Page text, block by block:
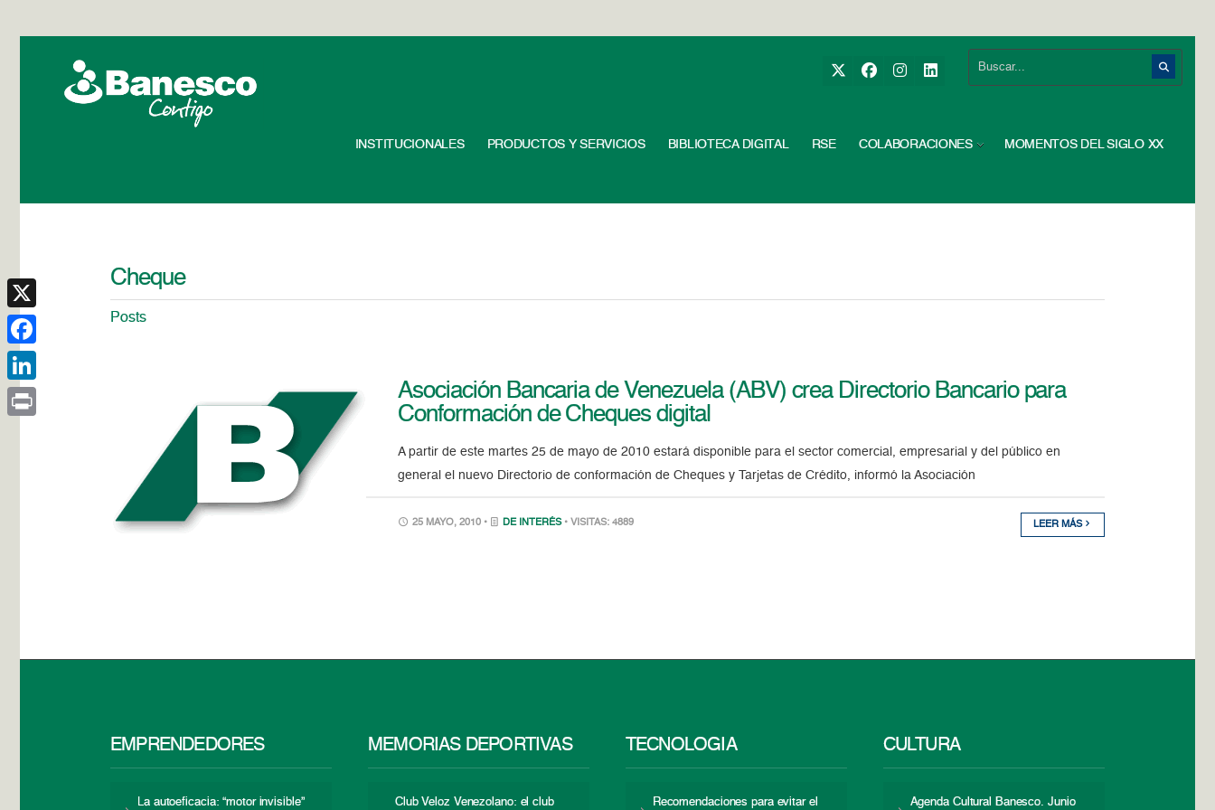
INSTITUCIONALES PRODUCTOS Y SERVICIOS BIBLIOTECA DIGITAL RSE COLABORACIONES MOMENTOS DEL SIGLO XX
Cheque
Posts
Asociación Bancaria de Venezuela (ABV) crea Directorio Bancario para
Conformación de Cheques digital
A partir de este martes 25 de mayo de 2010 estará disponible para el sector comercial, empresarial y del público en
general el nuevo Directorio de conformación de Cheques y Tarjetas de Crédito, informó la Asociación
25 MAYO, 2010 • DE INTERÉS • VISITAS: 4889 LEER MÁS
EMPRENDEDORES
La autoeficacia: “motor invisible”
MEMORIAS DEPORTIVAS
Club Veloz Venezolano: el club
TECNOLOGÍA
Recomendaciones para evitar el
CULTURA
Agenda Cultural Banesco. Junio
X
Facebook
LinkedIn